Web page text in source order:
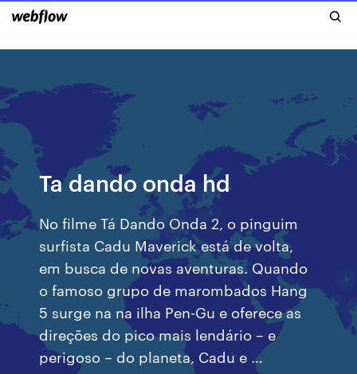
Ta dando onda hd
No filme Tá Dando Onda 2, o pinguim
surfista Cadu Maverick está de volta,
em busca de novas aventuras. Quando
o famoso grupo de marombados Hang
5 surge na na ilha Pen-Gu e oferece as
direções do pico mais lendário – e
perigoso – do planeta, Cadu e …